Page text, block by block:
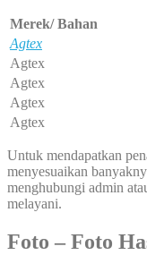
Merek/ Bahan
Agtex
Agtex
Agtex
Agtex
Agtex
Untuk mendapatkan
menyesuaikan
menghubungi admin
melayani.
Foto – Foto